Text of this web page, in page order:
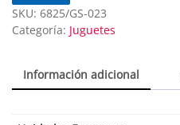
SKU: 6825/GS-023
Categoría: Juguetes
Información adicional